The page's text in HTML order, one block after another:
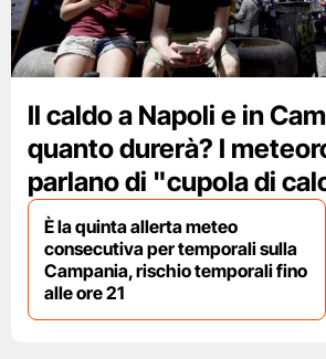
Il caldo a Napoli e in
quanto durerà? I
parlano di "cupola di
È la quinta allerta meteo
consecutiva per temporali sulla
Campania, rischio temporali fino
alle ore 21